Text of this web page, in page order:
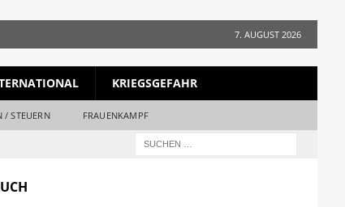
7. AUGUST 2026
KRIEGSGEFAHR
/ STEUERN FRAUENKAMPF